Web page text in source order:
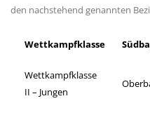
den nachstehend genannten
Wettkampfklasse
Wettkampfklasse
II – Jungen